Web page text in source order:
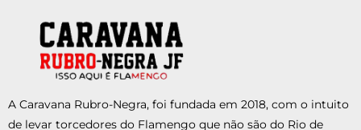
A Caravana Rubro-Negra, foi fundada em 2018, com o intuito
de levar torcedores do Flamengo que não são do Rio de